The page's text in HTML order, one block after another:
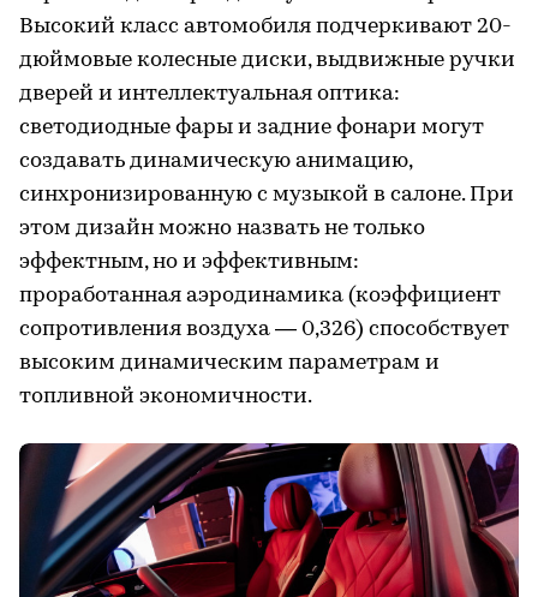
Высокий класс автомобиля подчеркивают 20-
дюймовые колесные диски, выдвижные ручки
дверей и интеллектуальная оптика:
светодиодные фары и задние фонари могут
создавать динамическую анимацию,
синхронизированную с музыкой в салоне. При
этом дизайн можно назвать не только
эффектным, но и эффективным:
проработанная аэродинамика (коэффициент
сопротивления воздуха — 0,326) способствует
высоким динамическим параметрам и
топливной экономичности.